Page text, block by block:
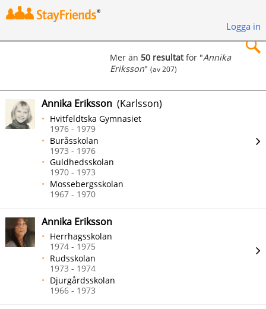
Logga in
Sök
Mer än 50 resultatför "Annika
Eriksson" (av 207)
Annika Eriksson (Karlsson)
Hvitfeldtska Gymnasiet
1976 - 1979
Buråsskolan
1973 - 1976
Guldhedsskolan
1970 - 1973
Mossebergsskolan
1967 - 1970
Annika Eriksson
Herrhagsskolan
1974 - 1975
Rudsskolan
1973 - 1974
Djurgårdsskolan
1966 - 1973